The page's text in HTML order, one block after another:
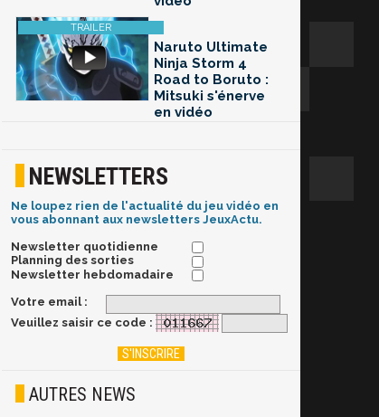
Naruto Ultimate
Ninja Storm 4
Road to Boruto :
Mitsuki s'énerve
en vidéo
NEWSLETTERS
Ne loupez rien de l'actualité du jeu vidéo en
vous abonnant aux newsletters JeuxActu.
Newsletter quotidienne
Planning des sorties
Newsletter hebdomadaire
Votre email :
Veuillez saisir ce code :
AUTRES NEWS